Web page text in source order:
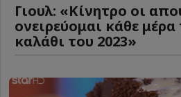
Γιουλ: «Κίνητρο οι
ονειρεύομαι κάθε μέρα
καλάθι του 2023»